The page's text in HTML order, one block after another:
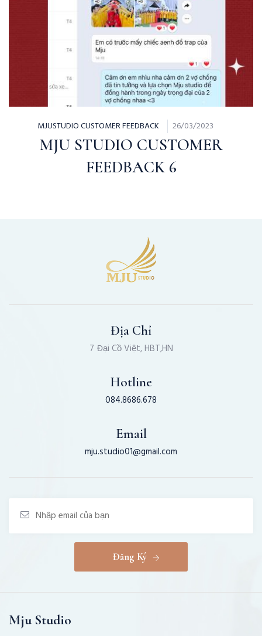
MJUSTUDIO CUSTOMER FEEDBACK 26/03/2023
MJU STUDIO CUSTOMER
FEEDBACK 6
Địa Chỉ
7 Đại Cồ Việt, HBT,HN
Hotline
084.8686.678
Email
mju.studio01@gmail.com
Đăng Ký
Mju Studio